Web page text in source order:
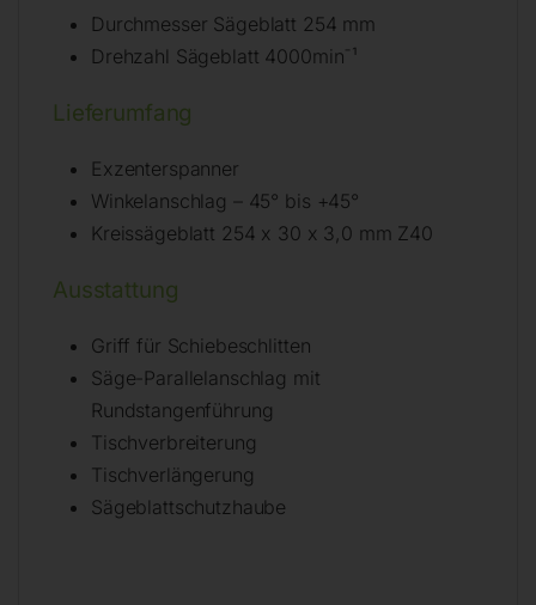
Durchmesser Sägeblatt 254 mm
Drehzahl Sägeblatt 4000min¯¹
Lieferumfang
Exzenterspanner
Winkelanschlag – 45° bis +45°
Kreissägeblatt 254 x 30 x 3,0 mm Z40
Ausstattung
Griff für Schiebeschlitten
Säge-Parallelanschlag mit
Rundstangenführung
Tischverbreiterung
Tischverlängerung
Sägeblattschutzhaube